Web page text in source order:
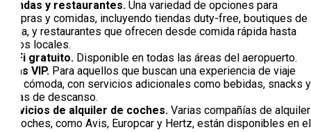
Tiendas y restaurantes. Una variedad de opciones para
compras y comidas, incluyendo tiendas duty-free, boutiques de
moda, y restaurantes que ofrecen desde comida rápida hasta
platos locales.
Wi-Fi gratuito. Disponible en todas las áreas del aeropuerto.
Salas VIP. Para aquellos que buscan una experiencia de viaje
más cómoda, con servicios adicionales como bebidas, snacks y
zonas de descanso.
Servicios de alquiler de coches. Varias compañías de alquiler
de coches, como Avis, Europcar y Hertz, están disponibles en el